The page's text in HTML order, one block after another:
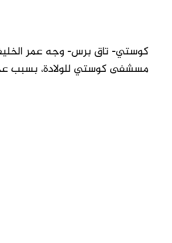
كوستي- تاق برس- وجه عمر الخليفة
مسشفى كوستي للولادة، بسبب